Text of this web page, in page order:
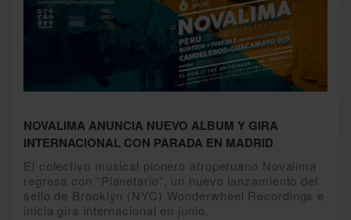
NOVALIMA ANUNCIA NUEVO ALBUM Y GIRA
INTERNACIONAL CON PARADA EN MADRID
El colectivo musical pionero afroperuano Novalima
regresa con “Planetario”, un nuevo lanzamiento del
sello de Brooklyn (NYC) Wonderwheel Recordings e
inicia gira internacional en junio.